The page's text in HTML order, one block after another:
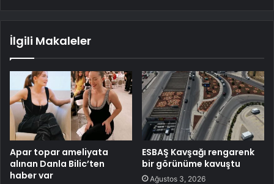
İlgili Makaleler
Apar topar ameliyata
alınan Danla Bilic’ten
haber var
ESBAŞ Kavşağı rengarenk
bir görünüme kavuştu
Ağustos 3, 2026